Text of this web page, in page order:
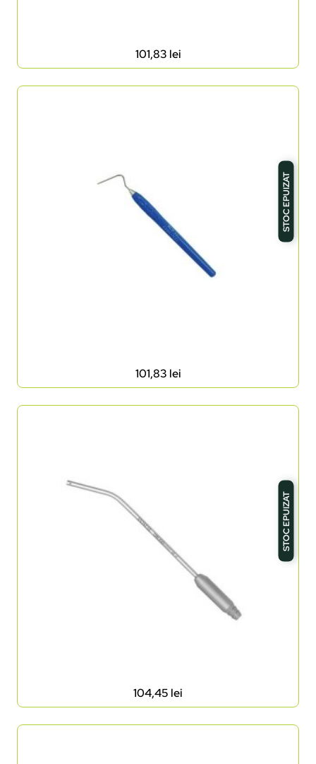
101,83 lei
STOC EPUIZAT
101,83 lei
STOC EPUIZAT
104,45 lei